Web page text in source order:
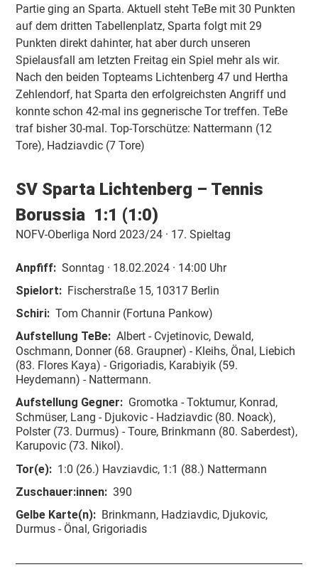
Partie ging an Sparta. Aktuell steht TeBe mit 30 Punkten
auf dem dritten Tabellenplatz, Sparta folgt mit 29
Punkten direkt dahinter, hat aber durch unseren
Spielausfall am letzten Freitag ein Spiel mehr als wir.
Nach den beiden Topteams Lichtenberg 47 und Hertha
Zehlendorf, hat Sparta den erfolgreichsten Angriff und
konnte schon 42-mal ins gegnerische Tor treffen. TeBe
traf bisher 30-mal. Top-Torschütze: Nattermann (12
Tore), Hadziavdic (7 Tore)
SV Sparta Lichtenberg – Tennis
Borussia 1:1 (1:0)
NOFV-Oberliga Nord 2023/24 · 17. Spieltag
Anpfiff: Sonntag · 18.02.2024 · 14:00 Uhr
Spielort: Fischerstraße 15, 10317 Berlin
Schiri: Tom Channir (Fortuna Pankow)
Aufstellung TeBe: Albert - Cvjetinovic, Dewald,
Oschmann, Donner (68. Graupner) - Kleihs, Önal, Liebich
(83. Flores Kaya) - Grigoriadis, Karabiyik (59.
Heydemann) - Nattermann.
Aufstellung Gegner: Gromotka - Toktumur, Konrad,
Schmüser, Lang - Djukovic - Hadziavdic (80. Noack),
Polster (73. Durmus) - Toure, Brinkmann (80. Saberdest),
Karupovic (73. Nikol).
Tor(e): 1:0 (26.) Havziavdic, 1:1 (88.) Nattermann
Zuschauer:innen: 390
Gelbe Karte(n): Brinkmann, Hadziavdic, Djukovic,
Durmus - Önal, Grigoriadis